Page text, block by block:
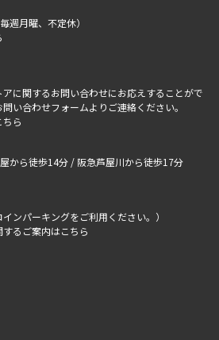
週月曜、不定休）
に関するお問い合わせにお応えすることがで
問い合わせフォームよりご連絡ください。
ら
から徒歩14分 / 阪急芦屋川から徒歩17分
ンパーキングをご利用ください。）
るご案内はこちら